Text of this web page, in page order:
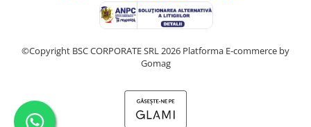
©Copyright BSC CORPORATE SRL 2026 Platforma E-commerce by
Gomag